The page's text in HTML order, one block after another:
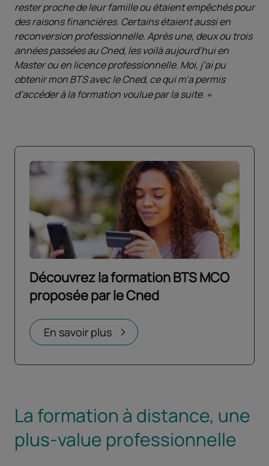
rester proche de leur famille ou étaient empêchés pour
des raisons financières. Certains étaient aussi en
reconversion professionnelle. Après une, deux ou trois
années passées au Cned, les voilà aujourd’hui en
Master ou en licence professionnelle. Moi, j’ai pu
obtenir mon BTS avec le Cned, ce qui m’a permis
d’accéder à la formation voulue par la suite.
Découvrez la formation BTS MCO
proposée par le Cned
En savoir plus
Ouvrir dans un nouvel onglet
La formation à distance, une
plus-value professionnelle